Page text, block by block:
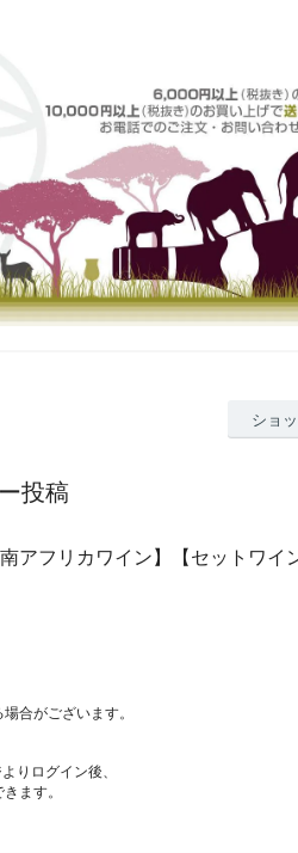
ショ
投稿
アフリカワイン】【セットワイ
合がございます。
りログイン後、
ます。